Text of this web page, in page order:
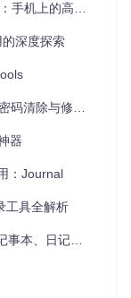
保你的日记内
日记可以在多
，无须额外安装
工作的用户，简
。
方式，那么GoJ
加密日记之旅
高效笔记助手
深度探索
修改工具推荐
器
：Journal
工具全解析
记本源码推荐